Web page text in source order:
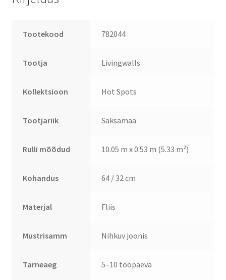
Tootekood 782044
Tootja Livingwalls
Kollektsioon Hot Spots
Tootjariik Saksamaa
Rulli mõõdud 10.05 m x 0.53 m (5.33 m²)
Kohandus 64 / 32 cm
Materjal Fliis
Mustrisamm Nihkuv joonis
Tarneaeg 5–10 tööpäeva